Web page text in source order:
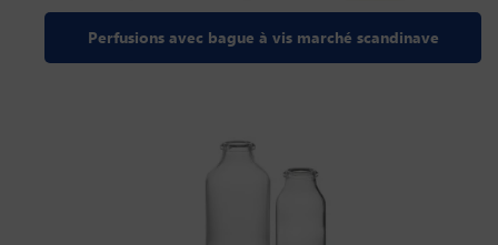
Perfusions avec bague à vis marché scandinave